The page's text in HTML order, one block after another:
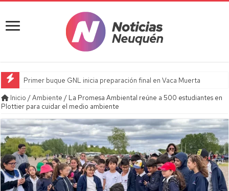
Primer buque GNL inicia preparación final en Vaca Muerta
Inicio /Ambiente / La Promesa Ambiental reúne a 500 estudiantes en
Plottier para cuidar el medio ambiente